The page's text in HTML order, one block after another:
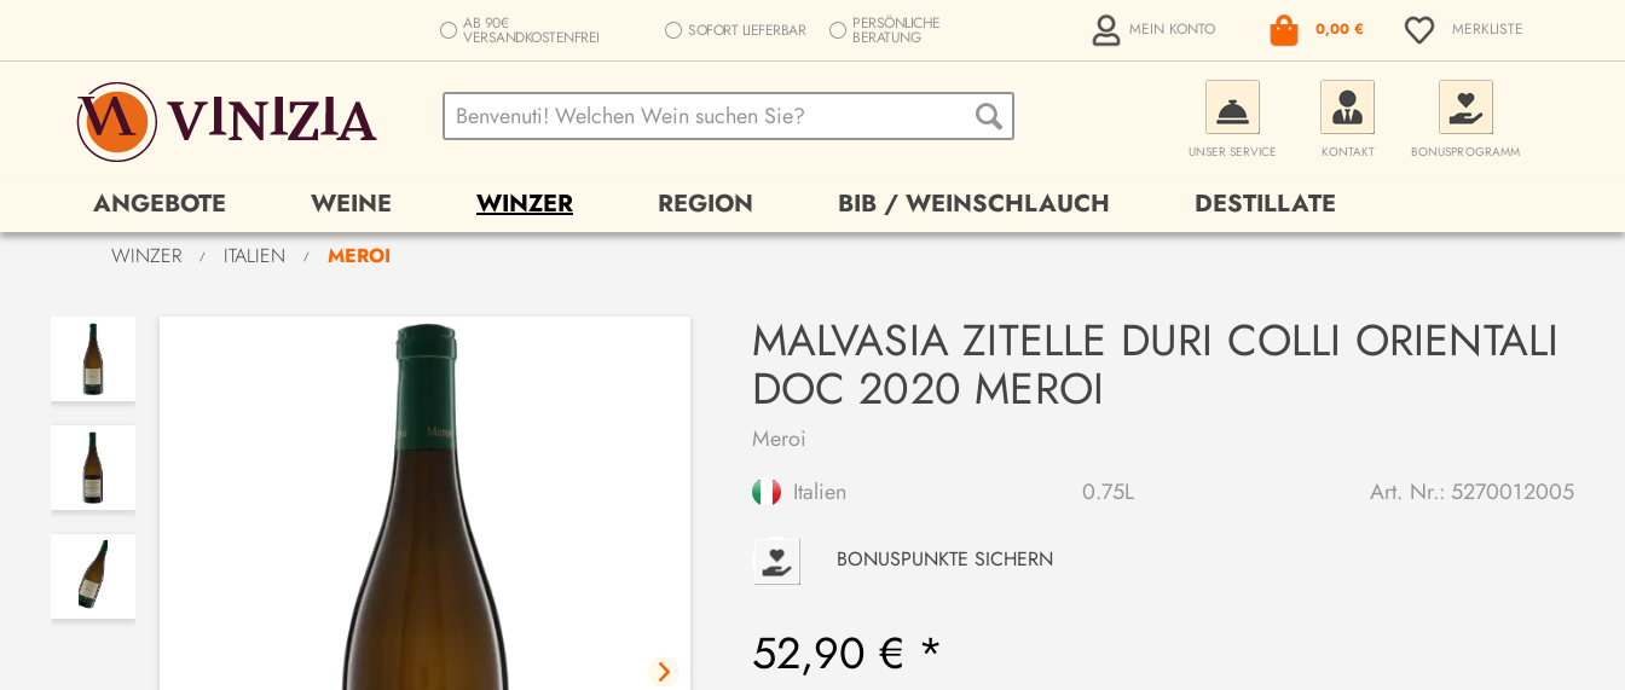
AB 90€
VERSANDKOSTENFREI SOFORT LIEFERBAR PERSÖNLICHE
BERATUNG MEIN KONTO 0,00 € MERKLISTE
UNSER SERVICE KONTAKT BONUSPROGRAMM
ANGEBOTE WEINE WINZER REGION BIB / WEINSCHLAUCH DESTILLATE
WINZER / ITALIEN / MEROI
MALVASIA ZITELLE DURI COLLI ORIENTALI
DOC 2020 MEROI
Meroi
Italien
0.75L Art. Nr.: 5270012005
P BONUSPUNKTE SICHERN
52,90 € *